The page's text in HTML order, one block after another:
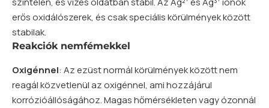
erős oxidálószerek, és csak speciális körülmények között
stabilak.
Reakciók nemfémekkel
Oxigénnel: Az ezüst normál körülmények között nem
reagál közvetlenül az oxigénnel, ami hozzájárul
korrózióállóságához. Magas hőmérsékleten vagy ózonnál